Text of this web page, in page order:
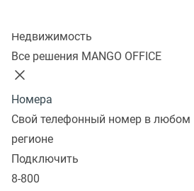
Недвижимость
Все решения MANGO OFFICE
Номера
Свой телефонный номер в любом
регионе
Подключить
8-800
Телефония для
Формируйте максимально
у клиента в начале общения
Сейчас клиенты ожидают, что при
быстро ответит и будет в курсе